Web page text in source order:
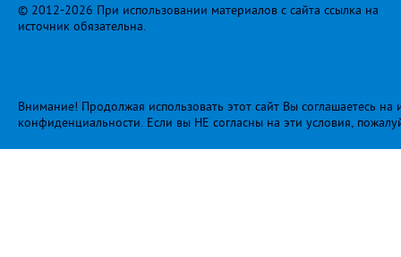
© 2012-2026 При использовании материалов с сайта ссылка на
источник обязательна.
Внимание! Продолжая использовать этот сайт Вы соглашаетесь
конфиденциальности. Если вы НЕ согласны на эти условия,